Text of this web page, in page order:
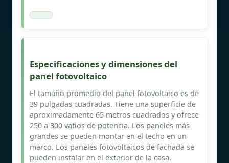
Especificaciones y dimensiones del
panel fotovoltaico
El tamaño promedio del panel fotovoltaico es de
39 pulgadas cuadradas. Tiene una superficie de
aproximadamente 65 metros cuadrados y ofrece
250 a 300 vatios de potencia. Los paneles más
grandes se pueden montar en el techo en un
marco. Los paneles fotovoltaicos de fachada se
pueden instalar en el exterior de la casa.